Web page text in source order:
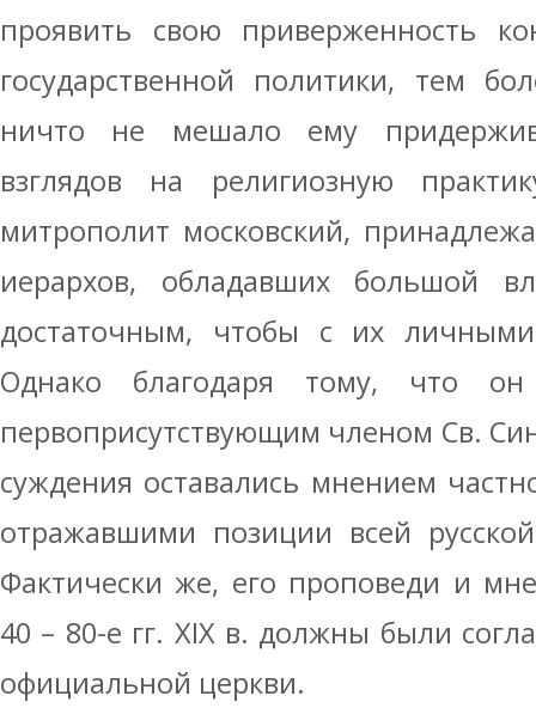
проявить свою приверженность
государственной политики, тем
ничто не мешало ему
взглядов на религиозную
митрополит московский,
иерархов, обладавших большой
достаточным, чтобы с их личными
Однако благодаря тому, что
первоприсутствующим членом Св.
суждения оставались мнением
отражавшими позиции всей
Фактически же, его проповеди и
40 – 80-е гг. XIX в. должны были
официальной церкви.